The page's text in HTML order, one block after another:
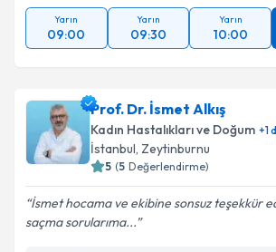
Yarın
09:00
Yarın
09:30
Yarın
10:00
Prof. Dr. İsmet Alkış
Kadın Hastalıkları ve Doğum +1
İstanbul, Zeytinburnu
5 (5 Değerlendirme)
İsmet hocama ve ekibine sonsuz teşekkür
saçma sorularıma...